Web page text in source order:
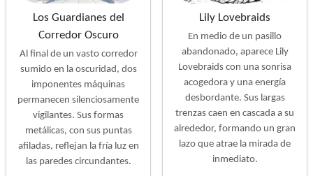
Los Guardianes del
Corredor Oscuro
Al final de un vasto corredor
sumido en la oscuridad, dos
imponentes máquinas
permanecen silenciosamente
vigilantes. Sus formas
metálicas, con sus puntas
afiladas, reflejan la fría luz en
las paredes circundantes.
Lily Lovebraids
En medio de un pasillo
abandonado, aparece Lily
Lovebraids con una sonrisa
acogedora y una energía
desbordante. Sus largas
trenzas caen en cascada a su
alrededor, formando un gran
lazo que atrae la mirada de
inmediato.